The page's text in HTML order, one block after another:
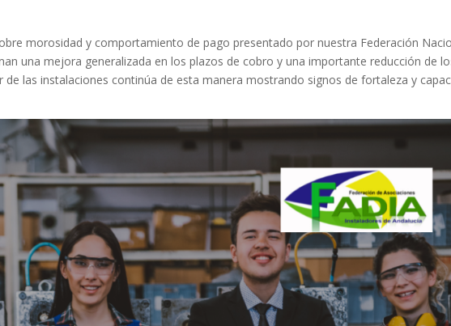
morosidad y comportamiento de pago presentado por nuestra Federación
una mejora generalizada en los plazos de cobro y una importante reducción de
de las instalaciones continúa de esta manera mostrando signos de fortaleza y